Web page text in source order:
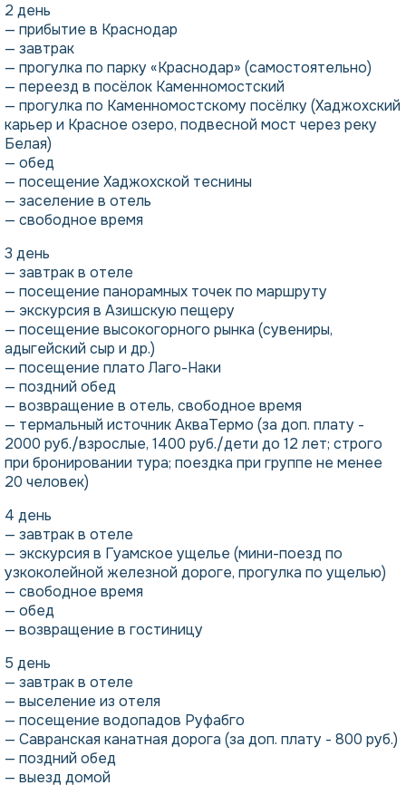
2 день
— прибытие в Краснодар
— завтрак
— прогулка по парку «Краснодар» (самостоятельно)
— переезд в посёлок Каменномостский
— прогулка по Каменномостскому посёлку (Хаджохский
карьер и Красное озеро, подвесной мост через реку
Белая)
— обед
— посещение Хаджохской теснины
— заселение в отель
— свободное время
3 день
— завтрак в отеле
— посещение панорамных точек по маршруту
— экскурсия в Азишскую пещеру
— посещение высокогорного рынка (сувениры,
адыгейский сыр и др.)
— посещение плато Лаго-Наки
— поздний обед
— возвращение в отель, свободное время
— термальный источник АкваТермо (за доп. плату -
2000 руб./взрослые, 1400 руб./дети до 12 лет; строго
при бронировании тура; поездка при группе не менее
20 человек)
4 день
— завтрак в отеле
— экскурсия в Гуамское ущелье (мини-поезд по
узкоколейной железной дороге, прогулка по ущелью)
— свободное время
— обед
— возвращение в гостиницу
5 день
— завтрак в отеле
— выселение из отеля
— посещение водопадов Руфабго
— Савранская канатная дорога (за доп. плату - 800 руб.)
— поздний обед
— выезд домой